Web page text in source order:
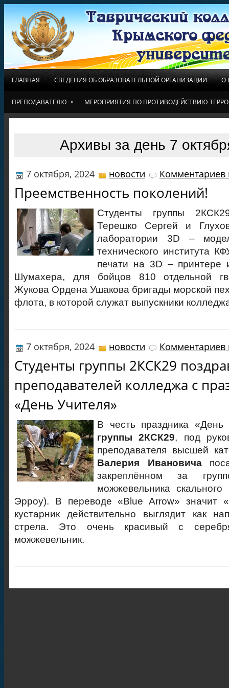
ГЛАВНАЯ СВЕДЕНИЯ ОБ ОБРАЗОВАТЕЛЬНОЙ ОРГАНИЗАЦИИ О
ПРЕПОДАВАТЕЛЮ » МЕРОПРИЯТИЯ ПО ПРОТИВОДЕЙСТВИЮ
Архивы за день 7
7 октября, 2024 новости Комментариев
Преемственность поколений!
Студенты группы
Терешко Сергей и
лаборатории 3D –
технического института
печати на 3D – принтере
Шумахера, для бойцов 810 отдельной
Жукова Ордена Ушакова бригады морской
флота, в которой служат выпускники
7 октября, 2024 новости Комментариев
Студенты группы 2КСК29
преподавателей колледжа с
«День Учителя»
В честь праздника «День
группы 2КСК29, под
преподавателя высшей
Валерия Ивановича
закреплённом за
можжевельника
Эрроу). В переводе «Blue Arrow» значит
кустарник действительно выглядит как
стрела. Это очень красивый с
можжевельник.